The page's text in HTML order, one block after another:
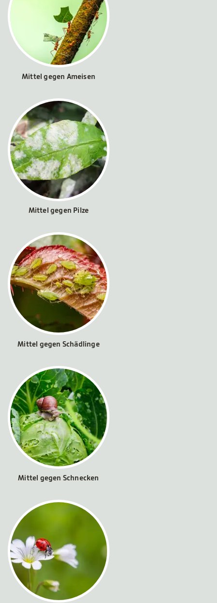
Mittel gegen Ameisen
Mittel gegen Pilze
Mittel gegen Schädlinge
Mittel gegen Schnecken